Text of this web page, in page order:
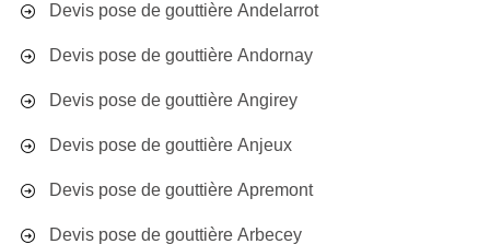
Devis pose de gouttière Andelarrot
Devis pose de gouttière Andornay
Devis pose de gouttière Angirey
Devis pose de gouttière Anjeux
Devis pose de gouttière Apremont
Devis pose de gouttière Arbecey